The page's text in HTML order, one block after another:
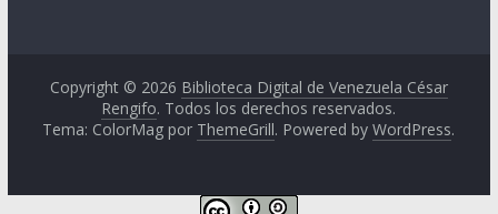
Copyright © 2026 Biblioteca Digital de Venezuela César
Rengifo. Todos los derechos reservados.
Tema: ColorMag por ThemeGrill. Powered byWordPress.